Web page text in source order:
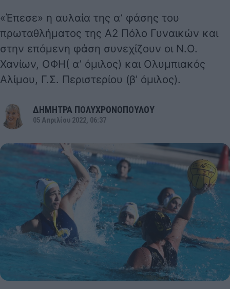
«Έπεσε» η αυλαία της α’ φάσης του
πρωταθλήματος της Α2 Πόλο Γυναικών και
στην επόμενη φάση συνεχίζουν οι Ν.Ο.
Χανίων, ΟΦΗ( α’ όμιλος) και Ολυμπιακός
Αλίμου, Γ.Σ. Περιστερίου (β’ όμιλος).
ΔΗΜΗΤΡΑ ΠΟΛΥΧΡΟΝΟΠΟΥΛΟΥ
05 Απριλίου 2022, 06:37